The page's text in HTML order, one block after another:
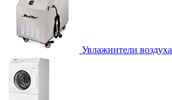
Увлажнители воздуха